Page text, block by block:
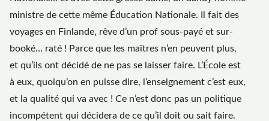
ministre de cette même Éducation Nationale. Il fait des
voyages en Finlande, rêve d’un prof sous-payé et sur-
booké… raté ! Parce que les maîtres n’en peuvent plus,
et qu’ils ont décidé de ne pas se laisser faire. L’École est
à eux, quoiqu’on en puisse dire, l’enseignement c’est eux,
et la qualité qui va avec ! Ce n’est donc pas un politique
incompétent qui décidera de ce qu’il doit ou sait faire.